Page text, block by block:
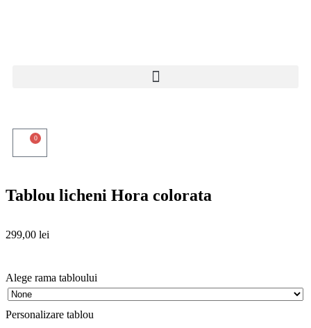
0
Tablou licheni Hora colorata
299,00 lei
Alege rama tabloului
Personalizare tablou